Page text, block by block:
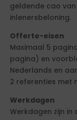
geldende cao
inlenersbeloning.
Offerte-eisen
Maximaal 5
pagina) en
Nederlands en
2 referenties met
Werkdagen
Werkdagen zijn in